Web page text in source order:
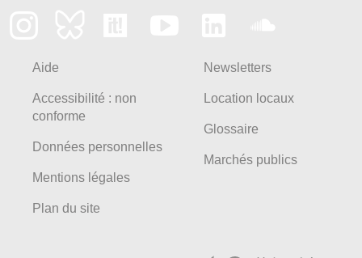
Aide
Accessibilité : non
conforme
Données personnelles
Mentions légales
Plan du site
Newsletters
Location locaux
Glossaire
Marchés publics